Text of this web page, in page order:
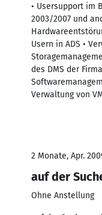
• Usersupport im
2003/2007 und
Usern in ADS •
des DMS der
Verwaltung von
2 Monate, Apr.
auf der
Ohne Anstellung